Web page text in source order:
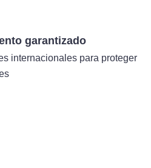
garantizado
internacionales para proteger